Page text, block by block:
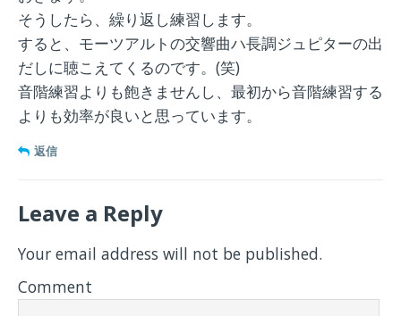
そうしたら、繰り返し練習します。
すると、モーツアルトの交響曲ハ長調ジュピターの出
だしに聴こえてくるのです。(笑)
音階練習よりも飽きませんし、最初から音階練習する
よりも効率が良いと思っています。
返信
Leave a Reply
Your email address will not be published.
Comment